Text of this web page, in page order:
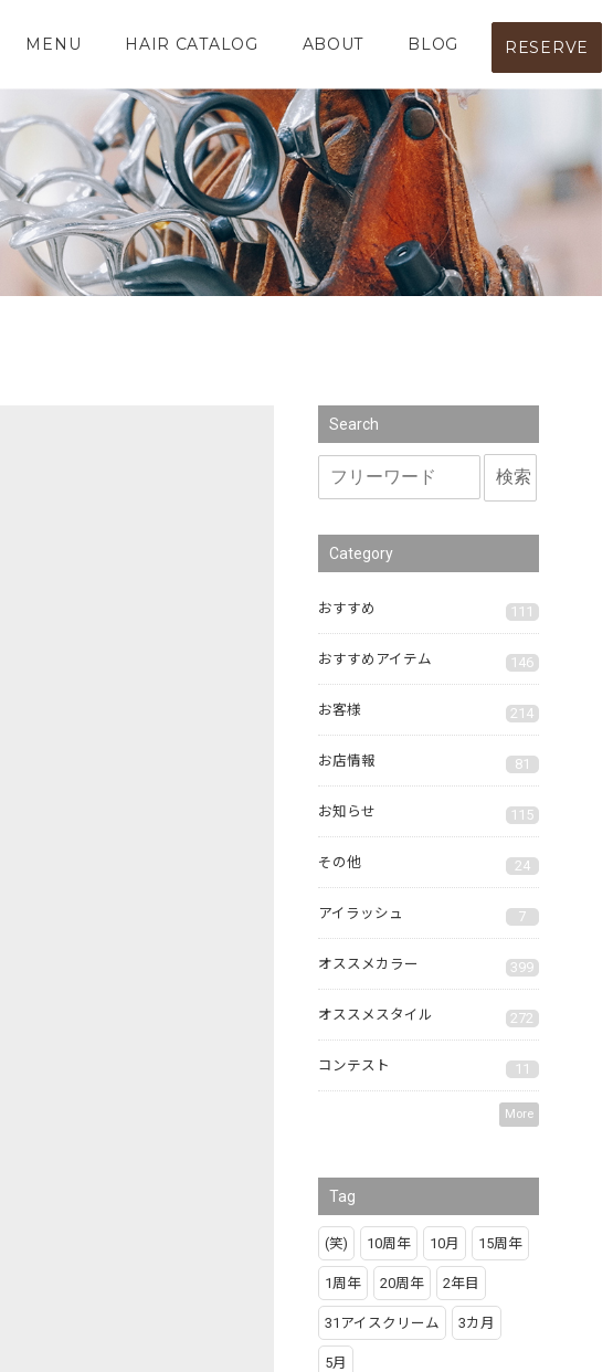
MENU HAIR CATALOG ABOUT BLOG RESERVE
Search
Category
おすすめ 111
おすすめアイテム 146
お客様 214
お店情報 81
お知らせ 115
その他 24
アイラッシュ 7
オススメカラー 399
オススメスタイル 272
コンテスト 11
More
Tag
(笑) 10周年 10月 15周年
1周年 20周年 2年目
31アイスクリーム 3カ月
5月